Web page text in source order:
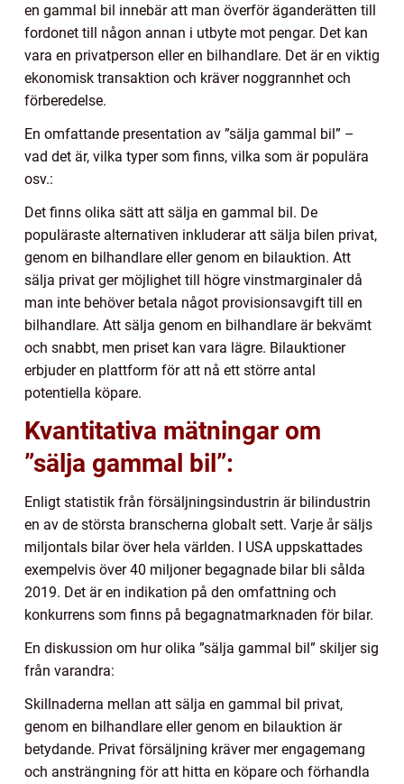
en gammal bil innebär att man överför äganderätten till
fordonet till någon annan i utbyte mot pengar. Det kan
vara en privatperson eller en bilhandlare. Det är en viktig
ekonomisk transaktion och kräver noggrannhet och
förberedelse.
En omfattande presentation av ”sälja gammal bil” –
vad det är, vilka typer som finns, vilka som är populära
osv.:
Det finns olika sätt att sälja en gammal bil. De
populäraste alternativen inkluderar att sälja bilen privat,
genom en bilhandlare eller genom en bilauktion. Att
sälja privat ger möjlighet till högre vinstmarginaler då
man inte behöver betala något provisionsavgift till en
bilhandlare. Att sälja genom en bilhandlare är bekvämt
och snabbt, men priset kan vara lägre. Bilauktioner
erbjuder en plattform för att nå ett större antal
potentiella köpare.
Kvantitativa mätningar om
”sälja gammal bil”:
Enligt statistik från försäljningsindustrin är bilindustrin
en av de största branscherna globalt sett. Varje år säljs
miljontals bilar över hela världen. I USA uppskattades
exempelvis över 40 miljoner begagnade bilar bli sålda
2019. Det är en indikation på den omfattning och
konkurrens som finns på begagnatmarknaden för bilar.
En diskussion om hur olika ”sälja gammal bil” skiljer sig
från varandra:
Skillnaderna mellan att sälja en gammal bil privat,
genom en bilhandlare eller genom en bilauktion är
betydande. Privat försäljning kräver mer engagemang
och ansträngning för att hitta en köpare och förhandla